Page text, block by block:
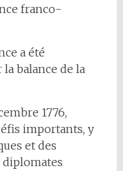
franco-
a été
balance de la
1776,
importants, y
et des
diplomates